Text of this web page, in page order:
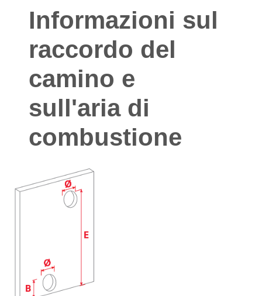
Informazioni sul
raccordo del
camino e
sull'aria di
combustione